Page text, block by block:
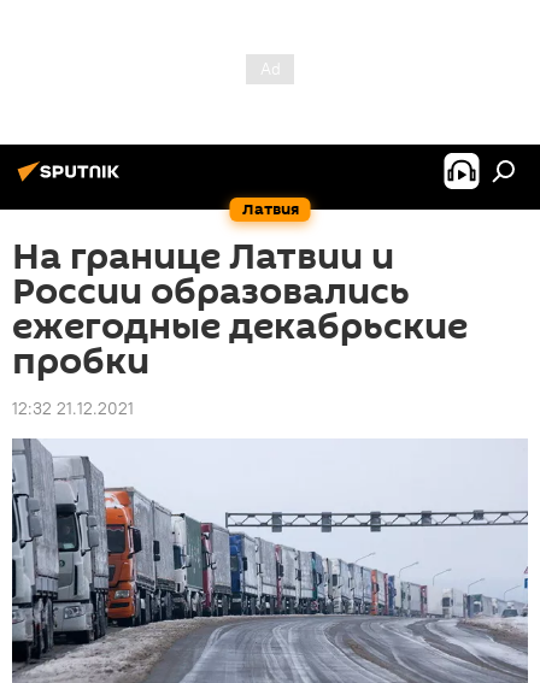
Латвия
На границе Латвии и
России образовались
ежегодные декабрьские
пробки
12:32 21.12.2021